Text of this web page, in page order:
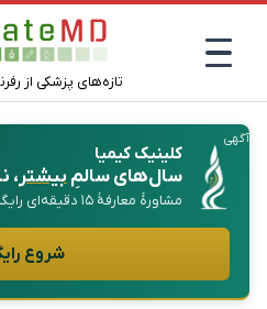
تازه‌های پزشکی از
آگهی
کلینیک کیمیا
سال‌های سالمِبیشتر،
مشاورهٔ معارفهٔ ۱۵ دقیقه‌ای رایگان، آنلاین
شروع